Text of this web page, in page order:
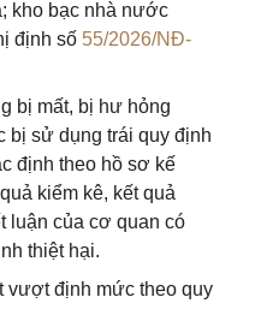
kho bạc nhà nước
định số 55/2026/NĐ-
bị mất, bị hư hỏng
bị sử dụng trái quy định
định theo hồ sơ kế
kiểm kê, kết quả
luận của cơ quan có
thiệt hại.
vượt định mức theo quy